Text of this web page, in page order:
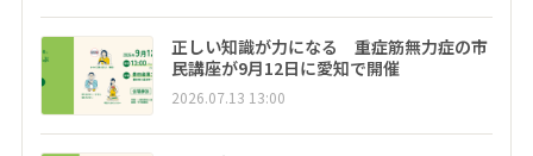
正しい知識が力になる 重症筋無力症の市
民講座が9月12日に愛知で開催
2026.07.13 13:00